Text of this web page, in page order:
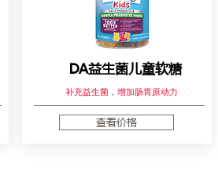
DA益生菌儿童软糖
补充益生菌，增加肠胃原动力
查看价格